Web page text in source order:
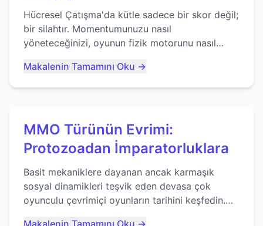
Hücresel Çatışma'da kütle sadece bir skor değil;
bir silahtır. Momentumunuzu nasıl
yöneteceğinizi, oyunun fizik motorunu nasıl
ustalaşacağınızı öğrenin...
Makalenin Tamamını Oku →
MMO Türünün Evrimi:
Protozoadan İmparatorluklara
Basit mekaniklere dayanan ancak karmaşık
sosyal dinamikleri teşvik eden devasa çok
oyunculu çevrimiçi oyunların tarihini keşfedin.
Makalenin Tamamını Oku →